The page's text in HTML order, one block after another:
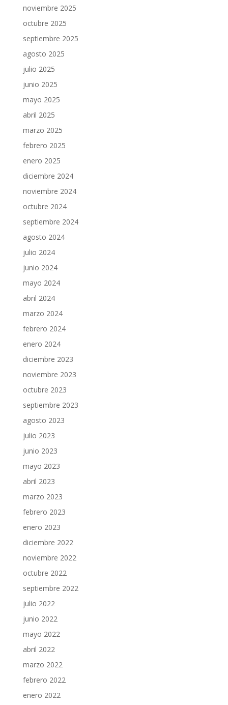
noviembre 2025
octubre 2025
septiembre 2025
agosto 2025
julio 2025
junio 2025
mayo 2025
abril 2025
marzo 2025
febrero 2025
enero 2025
diciembre 2024
noviembre 2024
octubre 2024
septiembre 2024
agosto 2024
julio 2024
junio 2024
mayo 2024
abril 2024
marzo 2024
febrero 2024
enero 2024
diciembre 2023
noviembre 2023
octubre 2023
septiembre 2023
agosto 2023
julio 2023
junio 2023
mayo 2023
abril 2023
marzo 2023
febrero 2023
enero 2023
diciembre 2022
noviembre 2022
octubre 2022
septiembre 2022
julio 2022
junio 2022
mayo 2022
abril 2022
marzo 2022
febrero 2022
enero 2022